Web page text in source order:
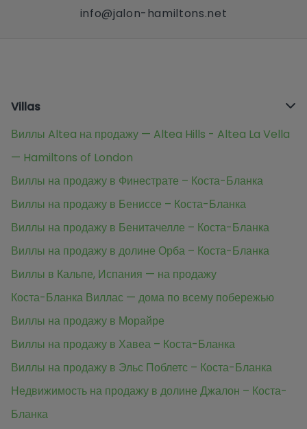
info@jalon-hamiltons.net
Villas
Виллы Altea на продажу — Altea Hills - Altea La Vella
— Hamiltons of London
Виллы на продажу в Финестрате – Коста-Бланка
Виллы на продажу в Бениссе – Коста-Бланка
Виллы на продажу в Бенитачелле – Коста-Бланка
Виллы на продажу в долине Орба – Коста-Бланка
Виллы в Кальпе, Испания — на продажу
Коста-Бланка Виллас — дома по всему побережью
Виллы на продажу в Морайре
Виллы на продажу в Хавеа – Коста-Бланка
Виллы на продажу в Эльс Поблетс – Коста-Бланка
Недвижимость на продажу в долине Джалон – Коста-
Бланка